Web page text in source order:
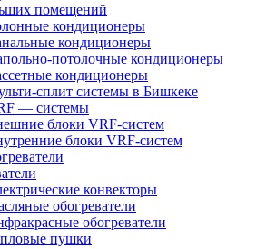
помещений
кондиционеры
кондиционеры
потолочные кондиционеры
кондиционеры
сплит системы в Бишкеке
— системы
блоки VRF-систем
блоки VRF-систем
конвекторы
обогреватели
обогреватели
пушки